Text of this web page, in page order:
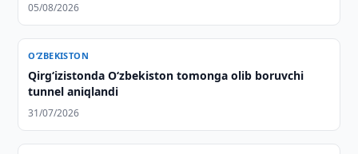
05/08/2026
O‘ZBEKISTON
Qirg‘izistonda O‘zbekiston tomonga olib boruvchi
tunnel aniqlandi
31/07/2026